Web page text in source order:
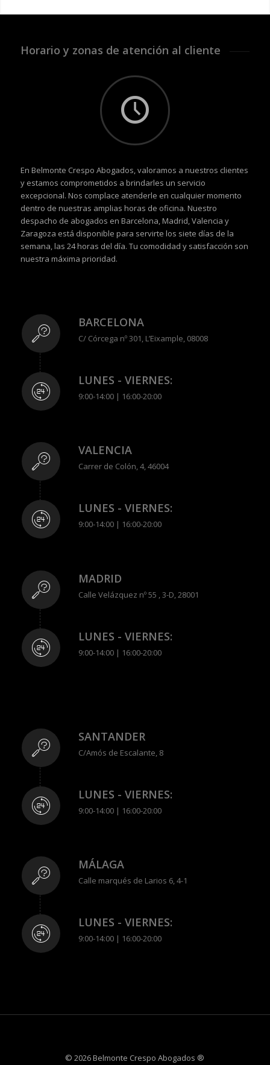
Horario y zonas de atención al cliente
En Belmonte Crespo Abogados, valoramos a nuestros clientes
y estamos comprometidos a brindarles un servicio
excepcional. Nos complace atenderle en cualquier momento
dentro de nuestras amplias horas de oficina. Nuestro
despacho de abogados en Barcelona, Madrid, Valencia y
Zaragoza está disponible para servirte los siete días de la
semana, las 24 horas del día. Tu comodidad y satisfacción son
nuestra máxima prioridad.
BARCELONA
C/ Córcega nº 301, L’Eixample, 08008
LUNES - VIERNES:
9:00-14:00 | 16:00-20:00
VALENCIA
Carrer de Colón, 4, 46004
LUNES - VIERNES:
9:00-14:00 | 16:00-20:00
MADRID
Calle Velázquez nº 55 , 3-D, 28001
LUNES - VIERNES:
9:00-14:00 | 16:00-20:00
SANTANDER
C/Amós de Escalante, 8
LUNES - VIERNES:
9:00-14:00 | 16:00-20:00
MÁLAGA
Calle marqués de Larios 6, 4-1
LUNES - VIERNES:
9:00-14:00 | 16:00-20:00
© 2026 Belmonte Crespo Abogados ®